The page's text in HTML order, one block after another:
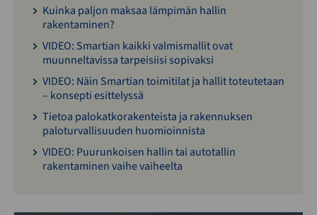
Kuinka paljon maksaa lämpimän hallin
rakentaminen?
VIDEO: Smartian kaikki valmismallit ovat
muunneltavissa tarpeisiisi sopivaksi
VIDEO: Näin Smartian toimitilat ja hallit toteutetaan
– konsepti esittelyssä
Tietoa palokatkorakenteista ja rakennuksen
paloturvallisuuden huomioinnista
VIDEO: Puurunkoisen hallin tai autotallin
rakentaminen vaihe vaiheelta